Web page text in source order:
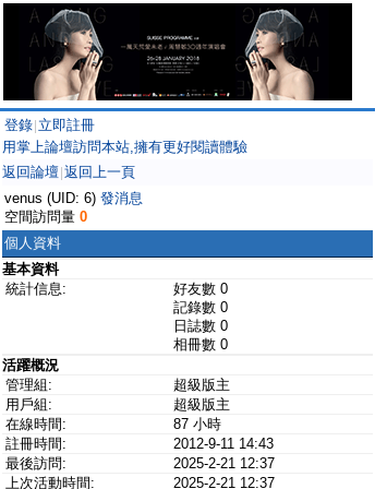
登錄 立即註冊
用掌上論壇訪問本站,擁有更好閱讀體驗
返回論壇 返回上一頁
venus (UID: 6) 發消息
空間訪問量 0
個人資料
基本資料
統計信息:
好友數 0
記錄數 0
日誌數 0
相冊數 0
活躍概況
管理組:
超級版主
用戶組:
超級版主
在線時間:
87 小時
註冊時間:
2012-9-11 14:43
最後訪問:
2025-2-21 12:37
上次活動時間:
2025-2-21 12:37